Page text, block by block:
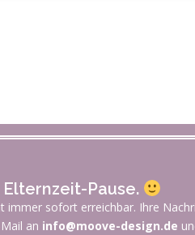
Pause.
immer sofort erreichbar. Ihre
an info@moove-design.de